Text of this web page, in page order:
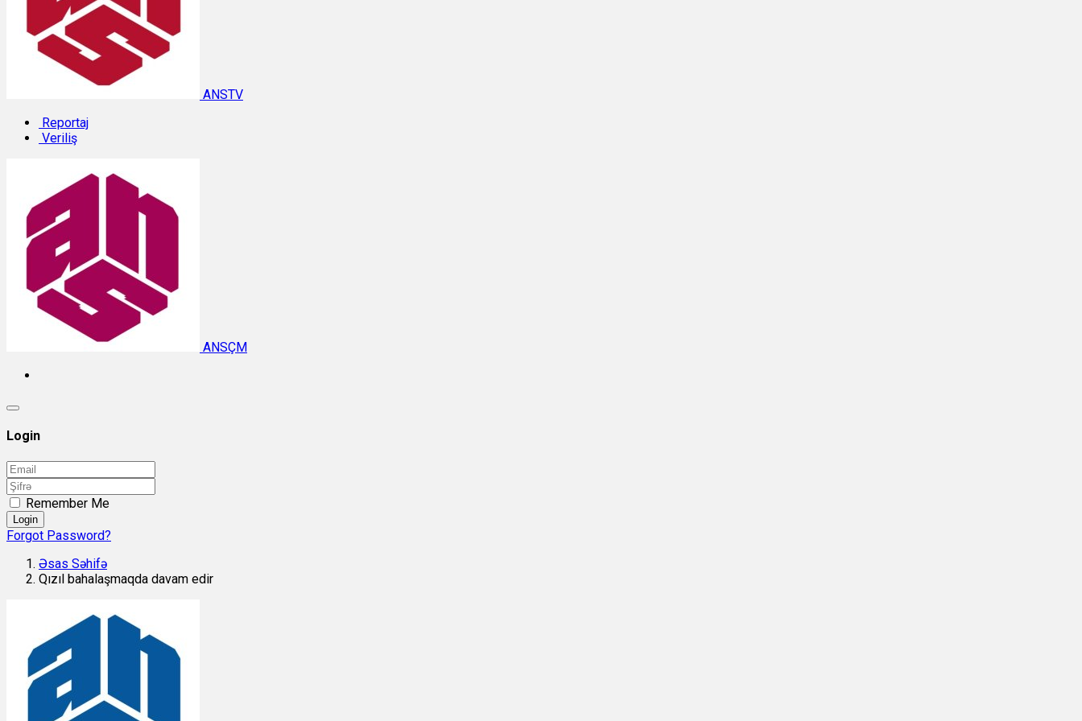
ANSTV
Reportaj
Veriliş
ANSÇM
Login
Remember Me
Login
Forgot Password?
Əsas Səhifə
Qızıl bahalaşmaqda davam edir